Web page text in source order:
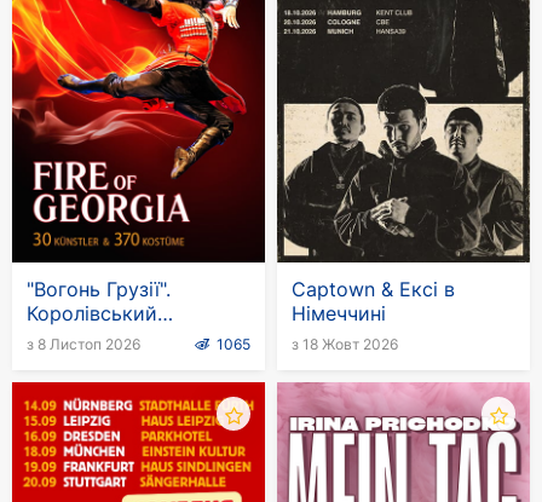
"Вогонь Грузії".
Королівський
національний балет
з 8 Листоп 2026 1065
Captown & Ексі в
Німеччині
з 18 Жовт 2026